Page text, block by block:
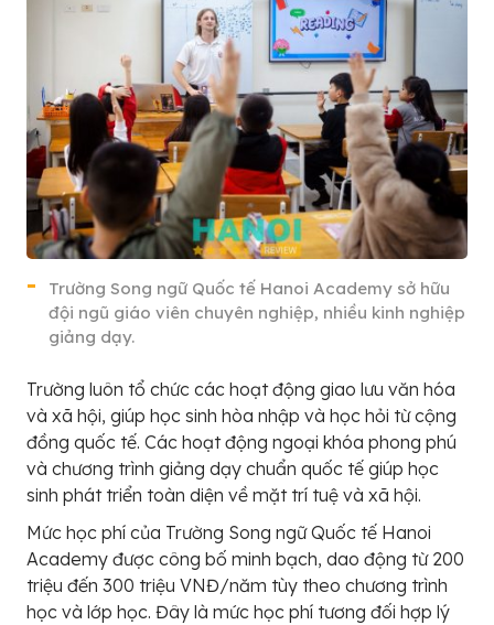
Trường Song ngữ Quốc tế Hanoi Academy sở hữu
đội ngũ giáo viên chuyên nghiệp, nhiều kinh nghiệp
giảng dạy.
Trường luôn tổ chức các hoạt động giao lưu văn hóa
và xã hội, giúp học sinh hòa nhập và học hỏi từ cộng
đồng quốc tế. Các hoạt động ngoại khóa phong phú
và chương trình giảng dạy chuẩn quốc tế giúp học
sinh phát triển toàn diện về mặt trí tuệ và xã hội.
Mức học phí của Trường Song ngữ Quốc tế Hanoi
Academy được công bố minh bạch, dao động từ 200
triệu đến 300 triệu VNĐ/năm tùy theo chương trình
học và lớp học. Đây là mức học phí tương đối hợp lý